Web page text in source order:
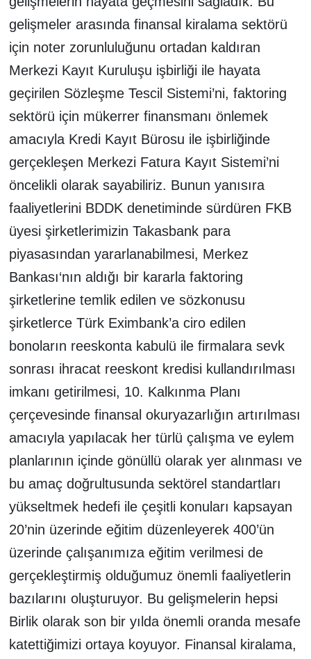
gelişmeler arasında finansal kiralama sektörü
için noter zorunluluğunu ortadan kaldıran
Merkezi Kayıt Kuruluşu işbirliği ile hayata
geçirilen Sözleşme Tescil Sistemi’ni, faktoring
sektörü için mükerrer finansmanı önlemek
amacıyla Kredi Kayıt Bürosu ile işbirliğinde
gerçekleşen Merkezi Fatura Kayıt Sistemi’ni
öncelikli olarak sayabiliriz. Bunun yanısıra
faaliyetlerini BDDK denetiminde sürdüren FKB
üyesi şirketlerimizin Takasbank para
piyasasından yararlanabilmesi, Merkez
Bankası‘nın aldığı bir kararla faktoring
şirketlerine temlik edilen ve sözkonusu
şirketlerce Türk Eximbank’a ciro edilen
bonoların reeskonta kabulü ile firmalara sevk
sonrası ihracat reeskont kredisi kullandırılması
imkanı getirilmesi, 10. Kalkınma Planı
çerçevesinde finansal okuryazarlığın artırılması
amacıyla yapılacak her türlü çalışma ve eylem
planlarının içinde gönüllü olarak yer alınması ve
bu amaç doğrultusunda sektörel standartları
yükseltmek hedefi ile çeşitli konuları kapsayan
20’nin üzerinde eğitim düzenleyerek 400’ün
üzerinde çalışanımıza eğitim verilmesi de
gerçekleştirmiş olduğumuz önemli faaliyetlerin
bazılarını oluşturuyor. Bu gelişmelerin hepsi
Birlik olarak son bir yılda önemli oranda mesafe
katettiğimizi ortaya koyuyor. Finansal kiralama,